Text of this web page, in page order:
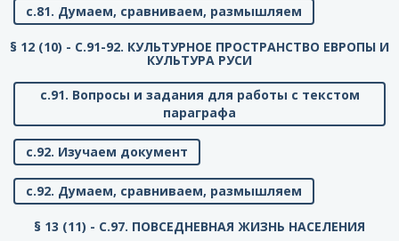
с.81. Думаем, сравниваем, размышляем
§ 12 (10) - C.91-92. КУЛЬТУРНОЕ ПРОСТРАНСТВО ЕВРОПЫ И
КУЛЬТУРА РУСИ
с.91. Вопросы и задания для работы с текстом
параграфа
с.92. Изучаем документ
с.92. Думаем, сравниваем, размышляем
§ 13 (11) - C.97. ПОВСЕДНЕВНАЯ ЖИЗНЬ НАСЕЛЕНИЯ